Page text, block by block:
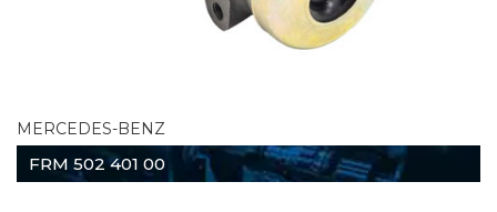
MERCEDES-BENZ
FRM 502 401 00